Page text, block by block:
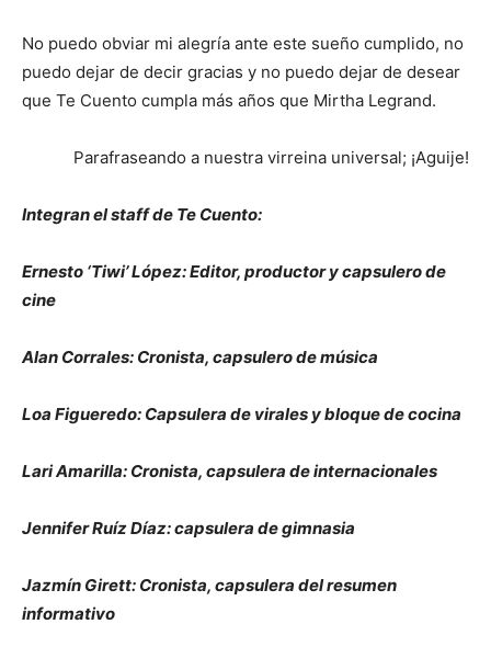
No puedo obviar mi alegría ante este sueño cumplido, no
puedo dejar de decir gracias y no puedo dejar de desear
que Te Cuento cumpla más años que Mirtha Legrand.
Parafraseando a nuestra virreina universal; ¡Aguije!
Integran el staff de Te Cuento:
Ernesto ‘Tiwi’ López: Editor, productor y capsulero de
cine
Alan Corrales: Cronista, capsulero de música
Loa Figueredo: Capsulera de virales y bloque de cocina
Lari Amarilla: Cronista, capsulera de internacionales
Jennifer Ruíz Díaz: capsulera de gimnasia
Jazmín Girett: Cronista, capsulera del resumen
informativo